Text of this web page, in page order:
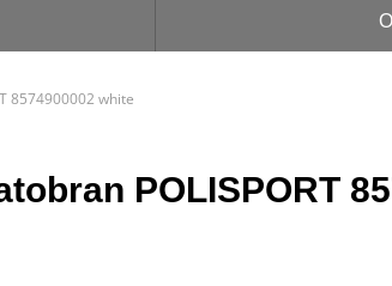
8574900002 white
POLISPORT